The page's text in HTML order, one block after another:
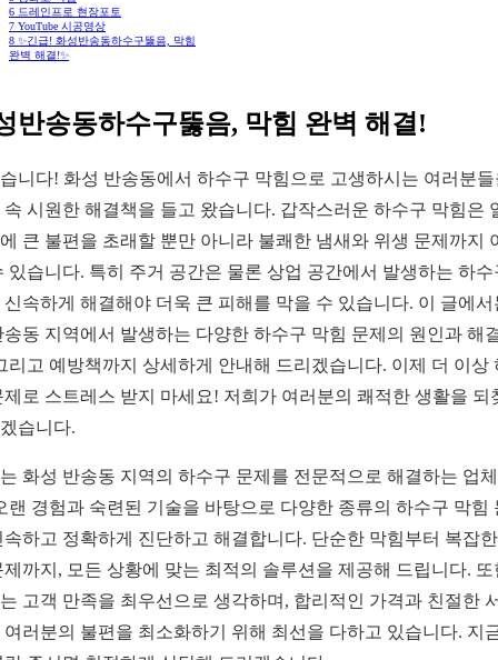
6 드레인프로 현장포토
7 YouTube 시공영상
8 ✨긴급! 화성반송동하수구뚫음, 막힘
완벽 해결!✨
반송동하수구뚫음, 막힘 완벽 해결!
니다! 화성 반송동에서 하수구 막힘으로 고생하시는 여러분들
속 시원한 해결책을 들고 왔습니다. 갑작스러운 하수구 막힘은
큰 불편을 초래할 뿐만 아니라 불쾌한 냄새와 위생 문제까지
있습니다. 특히 주거 공간은 물론 상업 공간에서 발생하는 하수
신속하게 해결해야 더욱 큰 피해를 막을 수 있습니다. 이 글에서
송동 지역에서 발생하는 다양한 하수구 막힘 문제의 원인과 해
리고 예방책까지 상세하게 안내해 드리겠습니다. 이제 더 이상
제로 스트레스 받지 마세요! 저희가 여러분의 쾌적한 생활을 되
습니다.
화성 반송동 지역의 하수구 문제를 전문적으로 해결하는 업
랜 경험과 숙련된 기술을 바탕으로 다양한 종류의 하수구 막힘
속하고 정확하게 진단하고 해결합니다. 단순한 막힘부터 복잡
제까지, 모든 상황에 맞는 최적의 솔루션을 제공해 드립니다. 또
고객 만족을 최우선으로 생각하며, 합리적인 가격과 친절한
여러분의 불편을 최소화하기 위해 최선을 다하고 있습니다. 지